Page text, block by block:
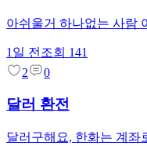
아쉬울거 하나없는 사람
1일 전 조회 141
2
0
달러 환전
달러구해요, 한화는 계좌